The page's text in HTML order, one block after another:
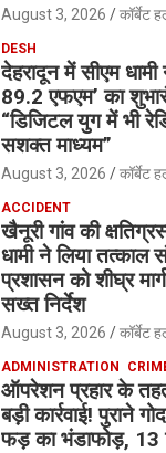
August 3, 2026 कॉर्बेट
DESH
देहरादून में सीएम
89.2 एफएम’ का
“डिजिटल युग में भी
सशक्त माध्यम”
August 3, 2026 कॉर्बेट
ACCIDENT
खैनूरी गांव की
धामी ने लिया तत्काल
प्रशासन को शीघ्र
सख्त निर्देश
August 3, 2026 कॉर्बेट
ADMINISTRATION
ऑपरेशन प्रहार के तहत
बड़ी कार्रवाई! पुराने
फड़ का भंडाफोड़, 13